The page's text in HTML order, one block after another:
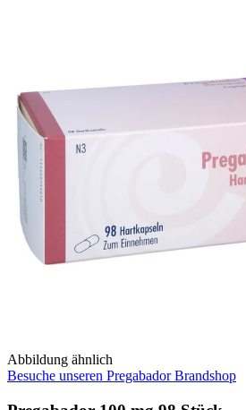
Abbildung ähnlich
Besuche unseren Pregabador Brandshop